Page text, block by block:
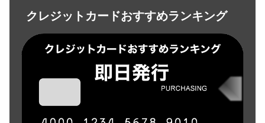
クレジットカードおすすめランキング